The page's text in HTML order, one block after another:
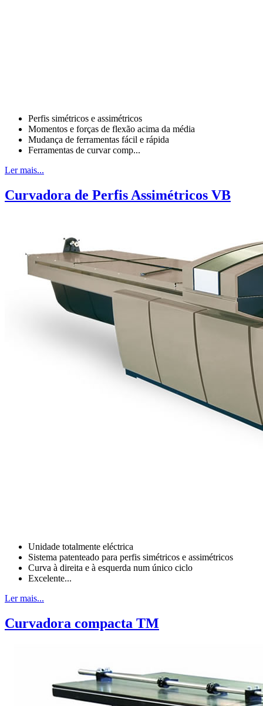
Perfis simétricos e assimétricos
Momentos e forças de flexão acima da média
Mudança de ferramentas fácil e rápida
Ferramentas de curvar comp...
Ler mais...
Curvadora de Perfis Assimétricos VB
Unidade totalmente eléctrica
Sistema patenteado para perfis simétricos e assimétricos
Curva à direita e à esquerda num único ciclo
Excelente...
Ler mais...
Curvadora compacta TM